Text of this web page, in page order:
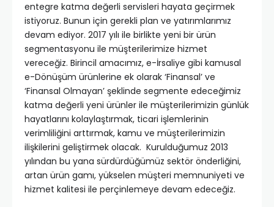
entegre katma değerli servisleri hayata geçirmek
istiyoruz. Bunun için gerekli plan ve yatırımlarımız
devam ediyor. 2017 yılı ile birlikte yeni bir ürün
segmentasyonu ile müşterilerimize hizmet
vereceğiz. Birincil amacımız, e-İrsaliye gibi kamusal
e-Dönüşüm ürünlerine ek olarak ‘Finansal’ ve
‘Finansal Olmayan’ şeklinde segmente edeceğimiz
katma değerli yeni ürünler ile müşterilerimizin günlük
hayatlarını kolaylaştırmak, ticari işlemlerinin
verimliliğini arttırmak, kamu ve müşterilerimizin
ilişkilerini geliştirmek olacak. Kurulduğumuz 2013
yılından bu yana sürdürdüğümüz sektör önderliğini,
artan ürün gamı, yükselen müşteri memnuniyeti ve
hizmet kalitesi ile perçinlemeye devam edeceğiz.